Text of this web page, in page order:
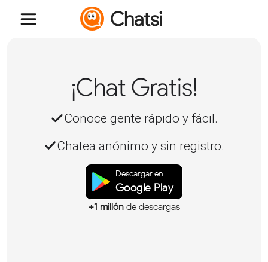
Chatsi
¡Chat Gratis!
Conoce gente rápido y fácil.
Chatea anónimo y sin registro.
Descargar en
Google Play
+1 millónde descargas